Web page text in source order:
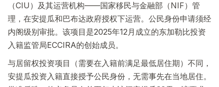
（CIU）及其运营机构——国家移民与金融部（NIF）管
理，在安提瓜和巴布达政府授权下运营。公民身份申请须经
内阁级别审批。该项目是2025年12月成立的东加勒比投资
入籍监管局ECCIRA的创始成员。
与居留权投资项目（需要在入籍前满足最低居住期）不同，
安提瓜投资入籍直接授予公民身份，无需事先在当地居住。